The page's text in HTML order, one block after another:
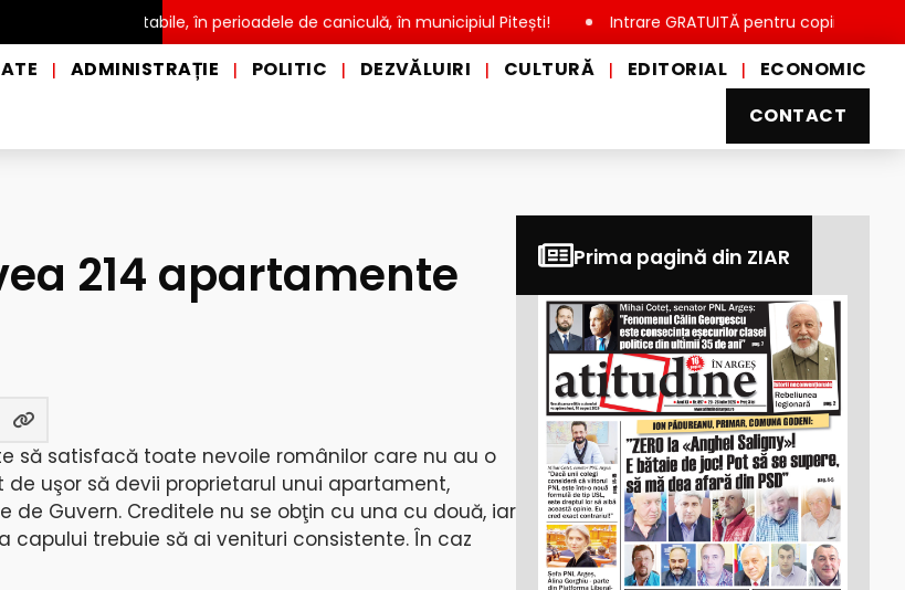
apei potabile, în perioadele de caniculă, în municipiul Pitești! Intrare GRATUITĂ pentru copii, elevi și
| ADMINISTRAȚIE | POLITIC | DEZVĂLUIRI | CULTURĂ | EDITORIAL |
ECONOMIC
CONTACT
214 apartamente
să satisfacă toate nevoile românilor care nu au o
uşor să devii proprietarul unui apartament,
de Guvern. Creditele nu se obţin cu una cu două, iar
capului trebuie să ai venituri consistente. În caz
Prima pagină din ZIAR